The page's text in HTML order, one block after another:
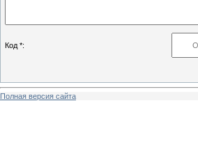
Код *:
Полная версия сайта